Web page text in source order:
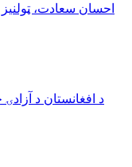
احسان سعادت،
د افغانستان د